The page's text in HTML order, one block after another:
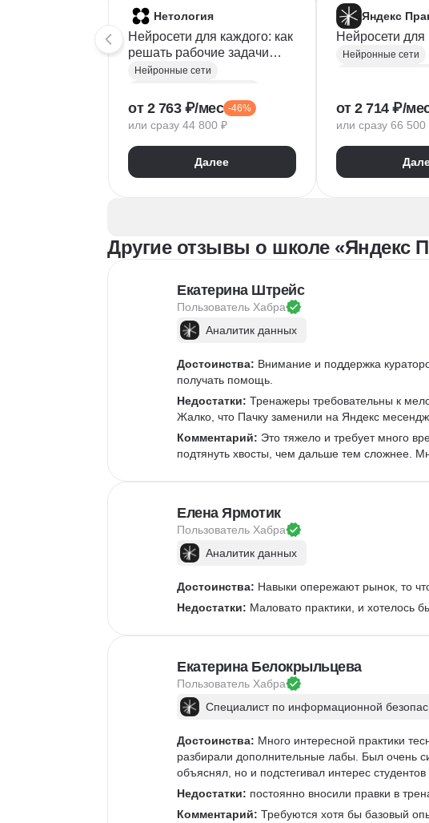
Нетология
Нейросети для каждого: как
решать рабочие задачи
быстрее
Нейронные сети
Искусственный интеллект
Создание контента
Автоматизация процессов
Промпт-инжиниринг
от 2 763 ₽/мес -46%
или сразу 44 800 ₽
Далее
Яндекс
Нейросети для
Нейронные сети
Создание
Промпт-инжиниринг
от 2 714 ₽/
или сразу 66 500
Другие отзывы о школе «Яндекс
Екатерина Штрейс
Пользователь Хабра
Аналитик данных
Достоинства: Внимание и поддержка
получать помощь.
Недостатки: Тренажеры требовательны к
Жалко, что Пачку заменили на Яндекс
Комментарий: Это тяжело и требует много
подтянуть хвосты, чем дальше тем сложнее.
Елена Ярмотик
Пользователь Хабра
Аналитик данных
Достоинства: Навыки опережают рынок, то
Недостатки: Маловато практики, и хотелось
Екатерина Белокрыльцева
Пользователь Хабра
Специалист по информационной
Достоинства: Много интересной практики
разбирали дополнительные лабы. Был очень
объяснял, но и подстегивал интерес студентов
Недостатки: постоянно вносили правки в
Комментарий: Требуются хотя бы базовый